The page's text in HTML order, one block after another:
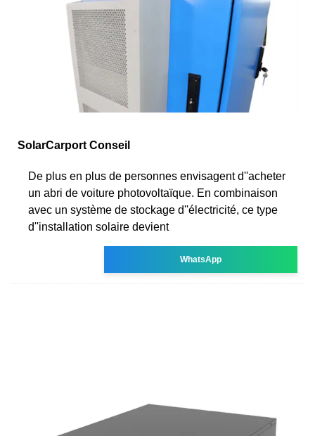
SolarCarport Conseil
De plus en plus de personnes envisagent d''acheter
un abri de voiture photovoltaïque. En combinaison
avec un système de stockage d''électricité, ce type
d''installation solaire devient
WhatsApp